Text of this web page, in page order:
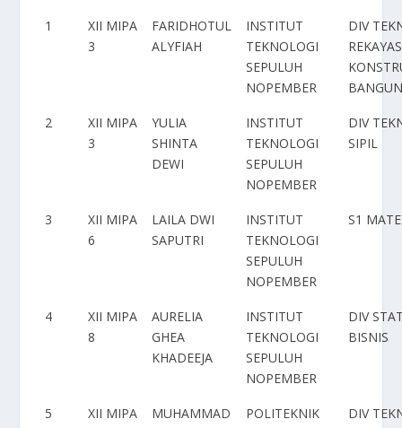
1
XII MIPA
3
FARIDHOTUL
ALYFIAH
INSTITUT
TEKNOLOGI
SEPULUH
NOPEMBER
DIV
2
XII MIPA
3
YULIA
SHINTA
DEWI
INSTITUT
TEKNOLOGI
SEPULUH
NOPEMBER
DIV
SIPIL
3
XII MIPA
6
LAILA DWI
SAPUTRI
INSTITUT
TEKNOLOGI
SEPULUH
NOPEMBER
S1
4
XII MIPA
8
AURELIA
GHEA
KHADEEJA
INSTITUT
TEKNOLOGI
SEPULUH
NOPEMBER
DIV
BISNIS
5
XII MIPA
MUHAMMAD
POLITEKNIK
DIV